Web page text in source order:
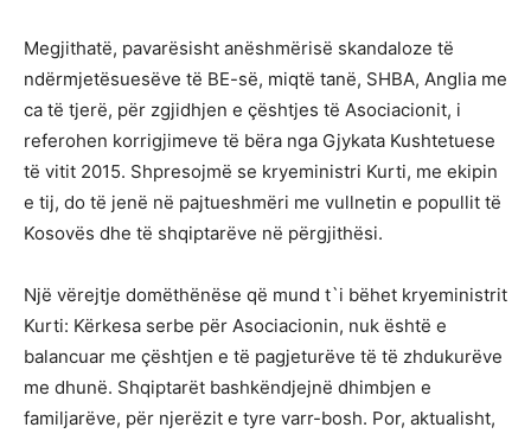
Megjithatë, pavarësisht anëshmërisë skandaloze të
ndërmjetësuesëve të BE-së, miqtë tanë, SHBA, Anglia me
ca të tjerë, për zgjidhjen e çështjes të Asociacionit, i
referohen korrigjimeve të bëra nga Gjykata Kushtetuese
të vitit 2015. Shpresojmë se kryeministri Kurti, me ekipin
e tij, do të jenë në pajtueshmëri me vullnetin e popullit të
Kosovës dhe të shqiptarëve në përgjithësi.
Një vërejtje domëthënëse që mund t`i bëhet kryeministrit
Kurti: Kërkesa serbe për Asociacionin, nuk është e
balancuar me çështjen e të pagjeturëve të të zhdukurëve
me dhunë. Shqiptarët bashkëndjejnë dhimbjen e
familjarëve, për njerëzit e tyre varr-bosh. Por, aktualisht,